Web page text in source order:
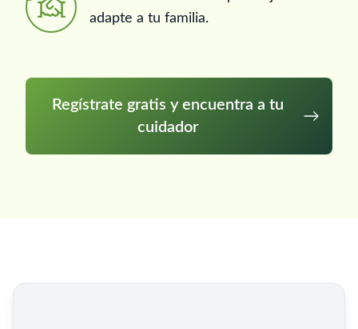
adapte a tu familia.
Regístrate gratis y encuentra a tu
cuidador